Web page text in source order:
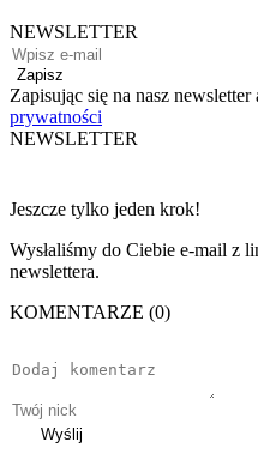
NEWSLETTER
Zapisz
Zapisując się na nasz newsletter
prywatności
NEWSLETTER
Jeszcze tylko jeden krok!
Wysłaliśmy do Ciebie e-mail z
newslettera.
KOMENTARZE (0)
Wyślij